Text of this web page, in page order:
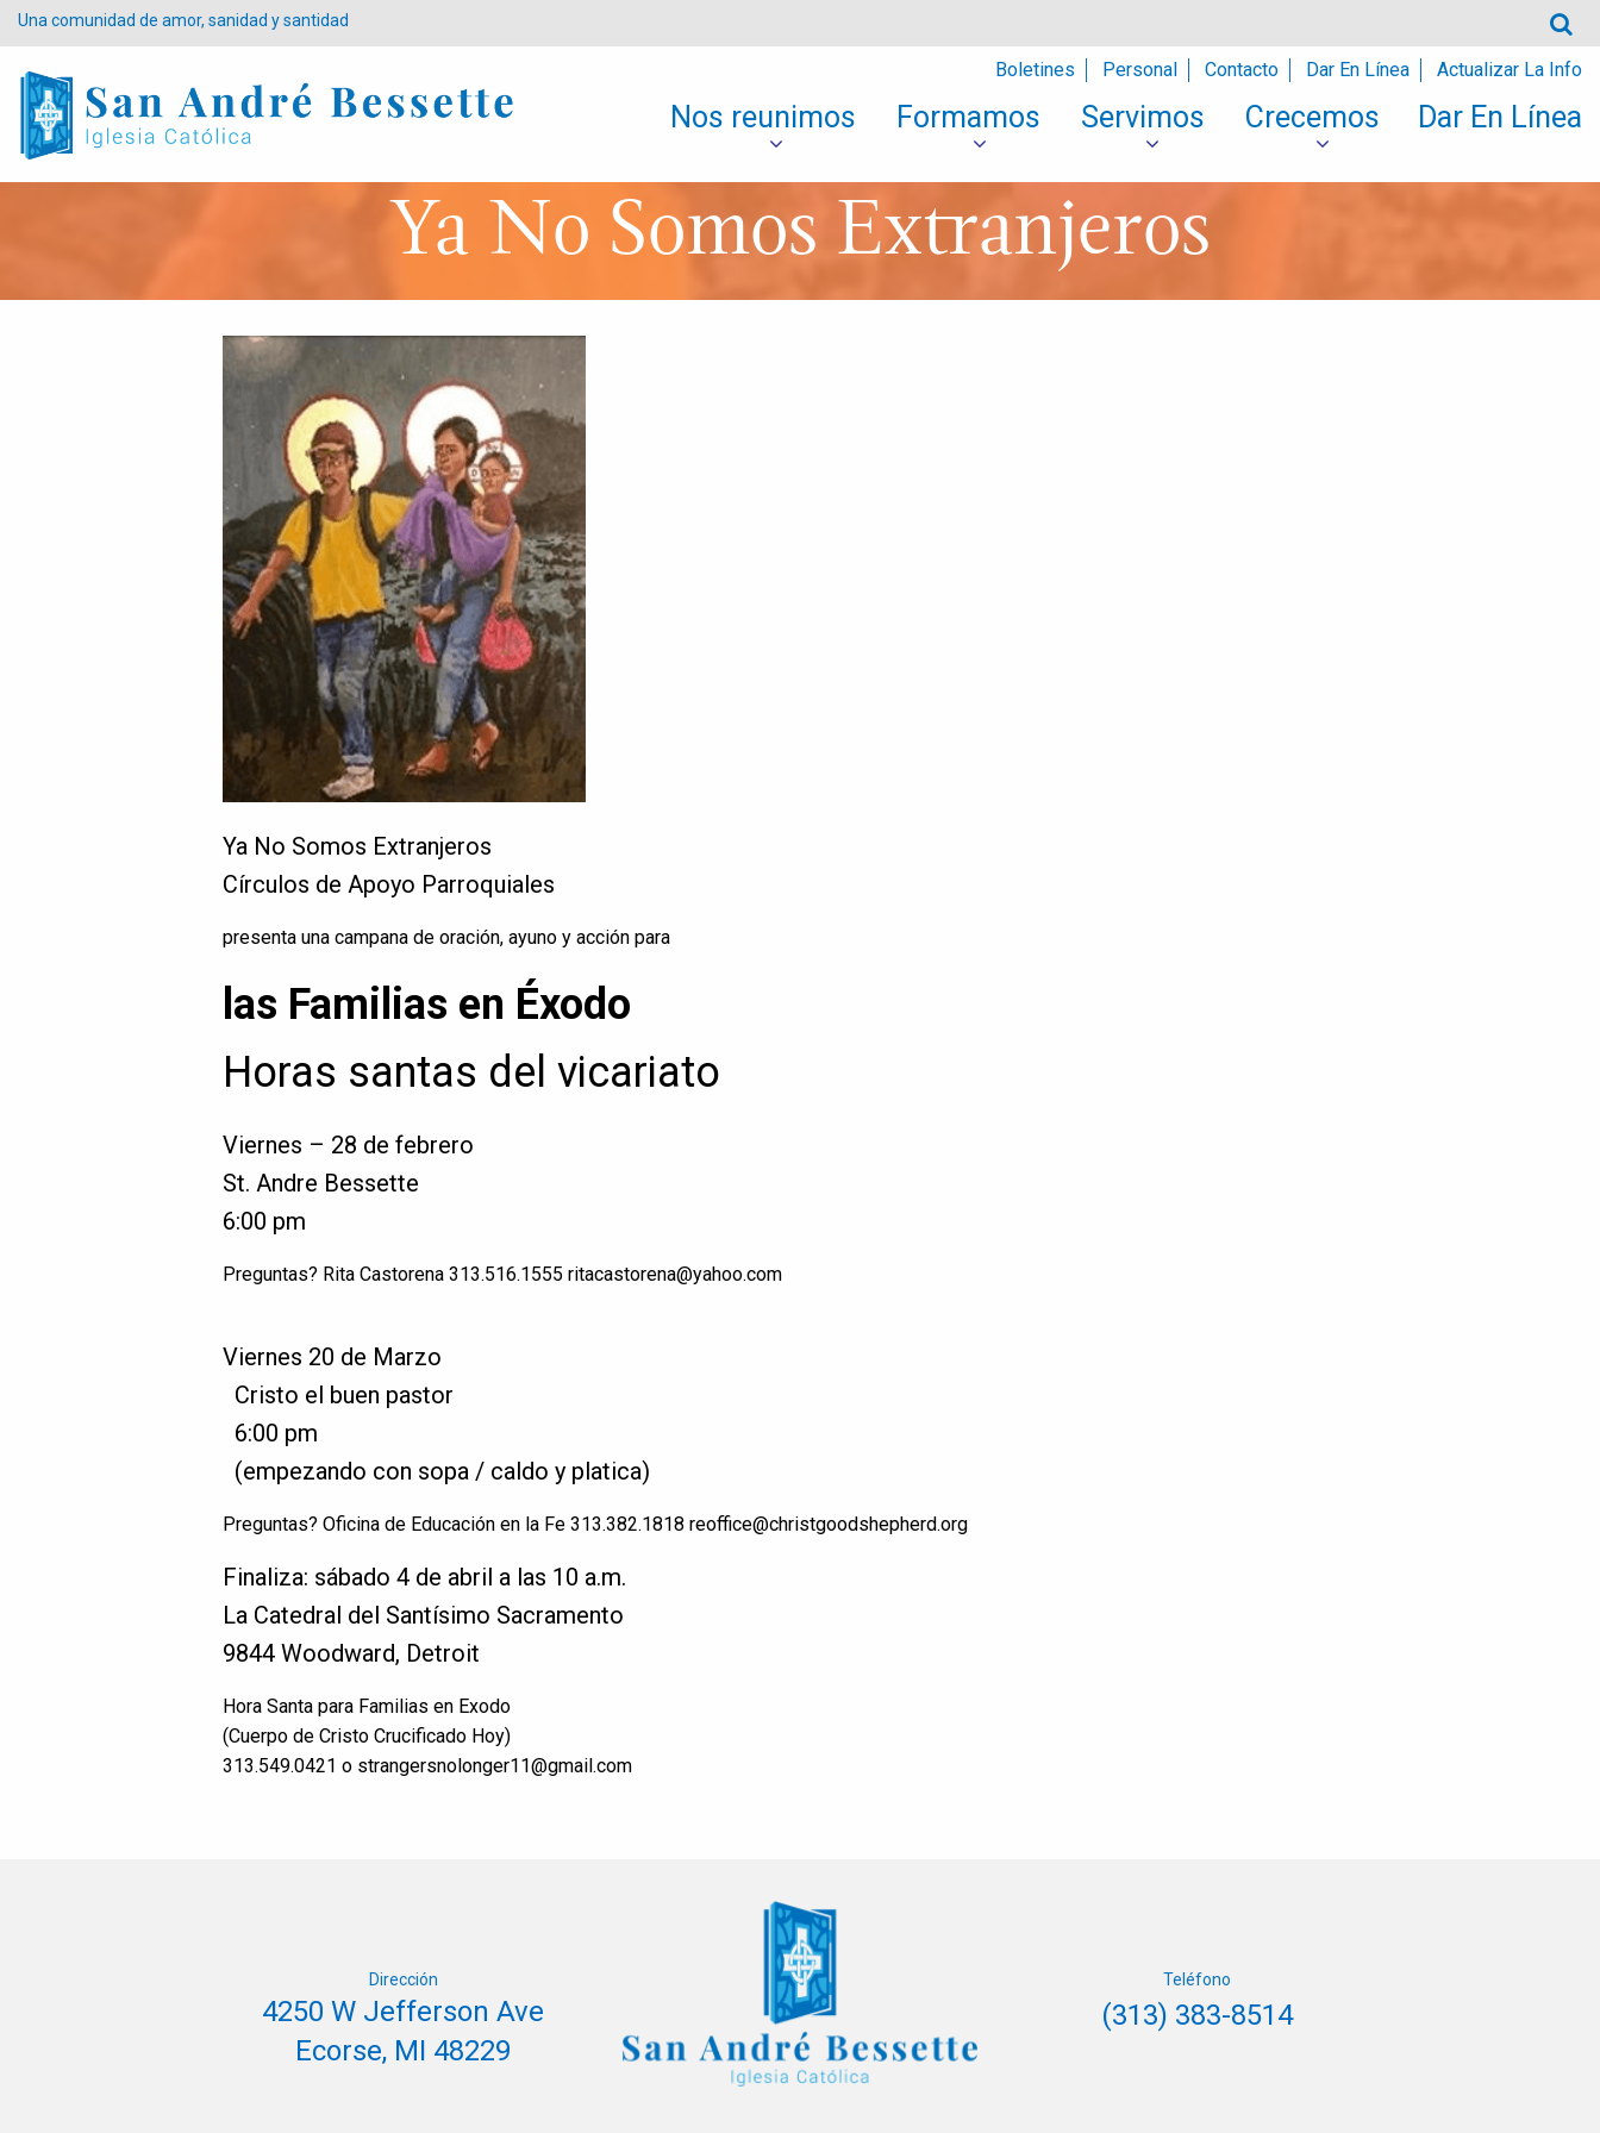
Una comunidad de amor, sanidad y santidad
Boletines Personal Contacto Dar En Línea Actualizar La Info
Nos reunimos Formamos Servimos Crecemos Dar En Línea
Ya No Somos Extranjeros
Ya No Somos Extranjeros
Círculos de Apoyo Parroquiales
presenta una campana de oración, ayuno y acción para
las Familias en Éxodo
Horas santas del vicariato
Viernes – 28 de febrero
St. Andre Bessette
6:00 pm
Preguntas? Rita Castorena 313.516.1555 ritacastorena@yahoo.com
Viernes 20 de Marzo
Cristo el buen pastor
6:00 pm
(empezando con sopa / caldo y platica)
Preguntas? Oficina de Educación en la Fe 313.382.1818 reoffice@christgoodshepherd.org
Finaliza: sábado 4 de abril a las 10 a.m.
La Catedral del Santísimo Sacramento
9844 Woodward, Detroit
Hora Santa para Familias en Exodo
(Cuerpo de Cristo Crucificado Hoy)
313.549.0421 o strangersnolonger11@gmail.com
Dirección
4250 W Jefferson Ave
Ecorse, MI 48229
Teléfono
(313) 383-8514